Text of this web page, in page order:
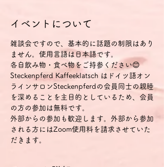
イベントについて
雑談会ですので、基本的に話題の制限はあり
ません。使用言語は日本語です。
各自飲み物・食べ物をご持参ください😊
Steckenpferd Kaffeeklatsch はドイツ語オン
ラインサロンSteckenpferdの会員同士の親睦
を深めることを主目的としているため、会員
の方の参加は無料です。
外部からの参加も歓迎します。外部から参加
される方にはZoom使用料を請求させていた
だきます。